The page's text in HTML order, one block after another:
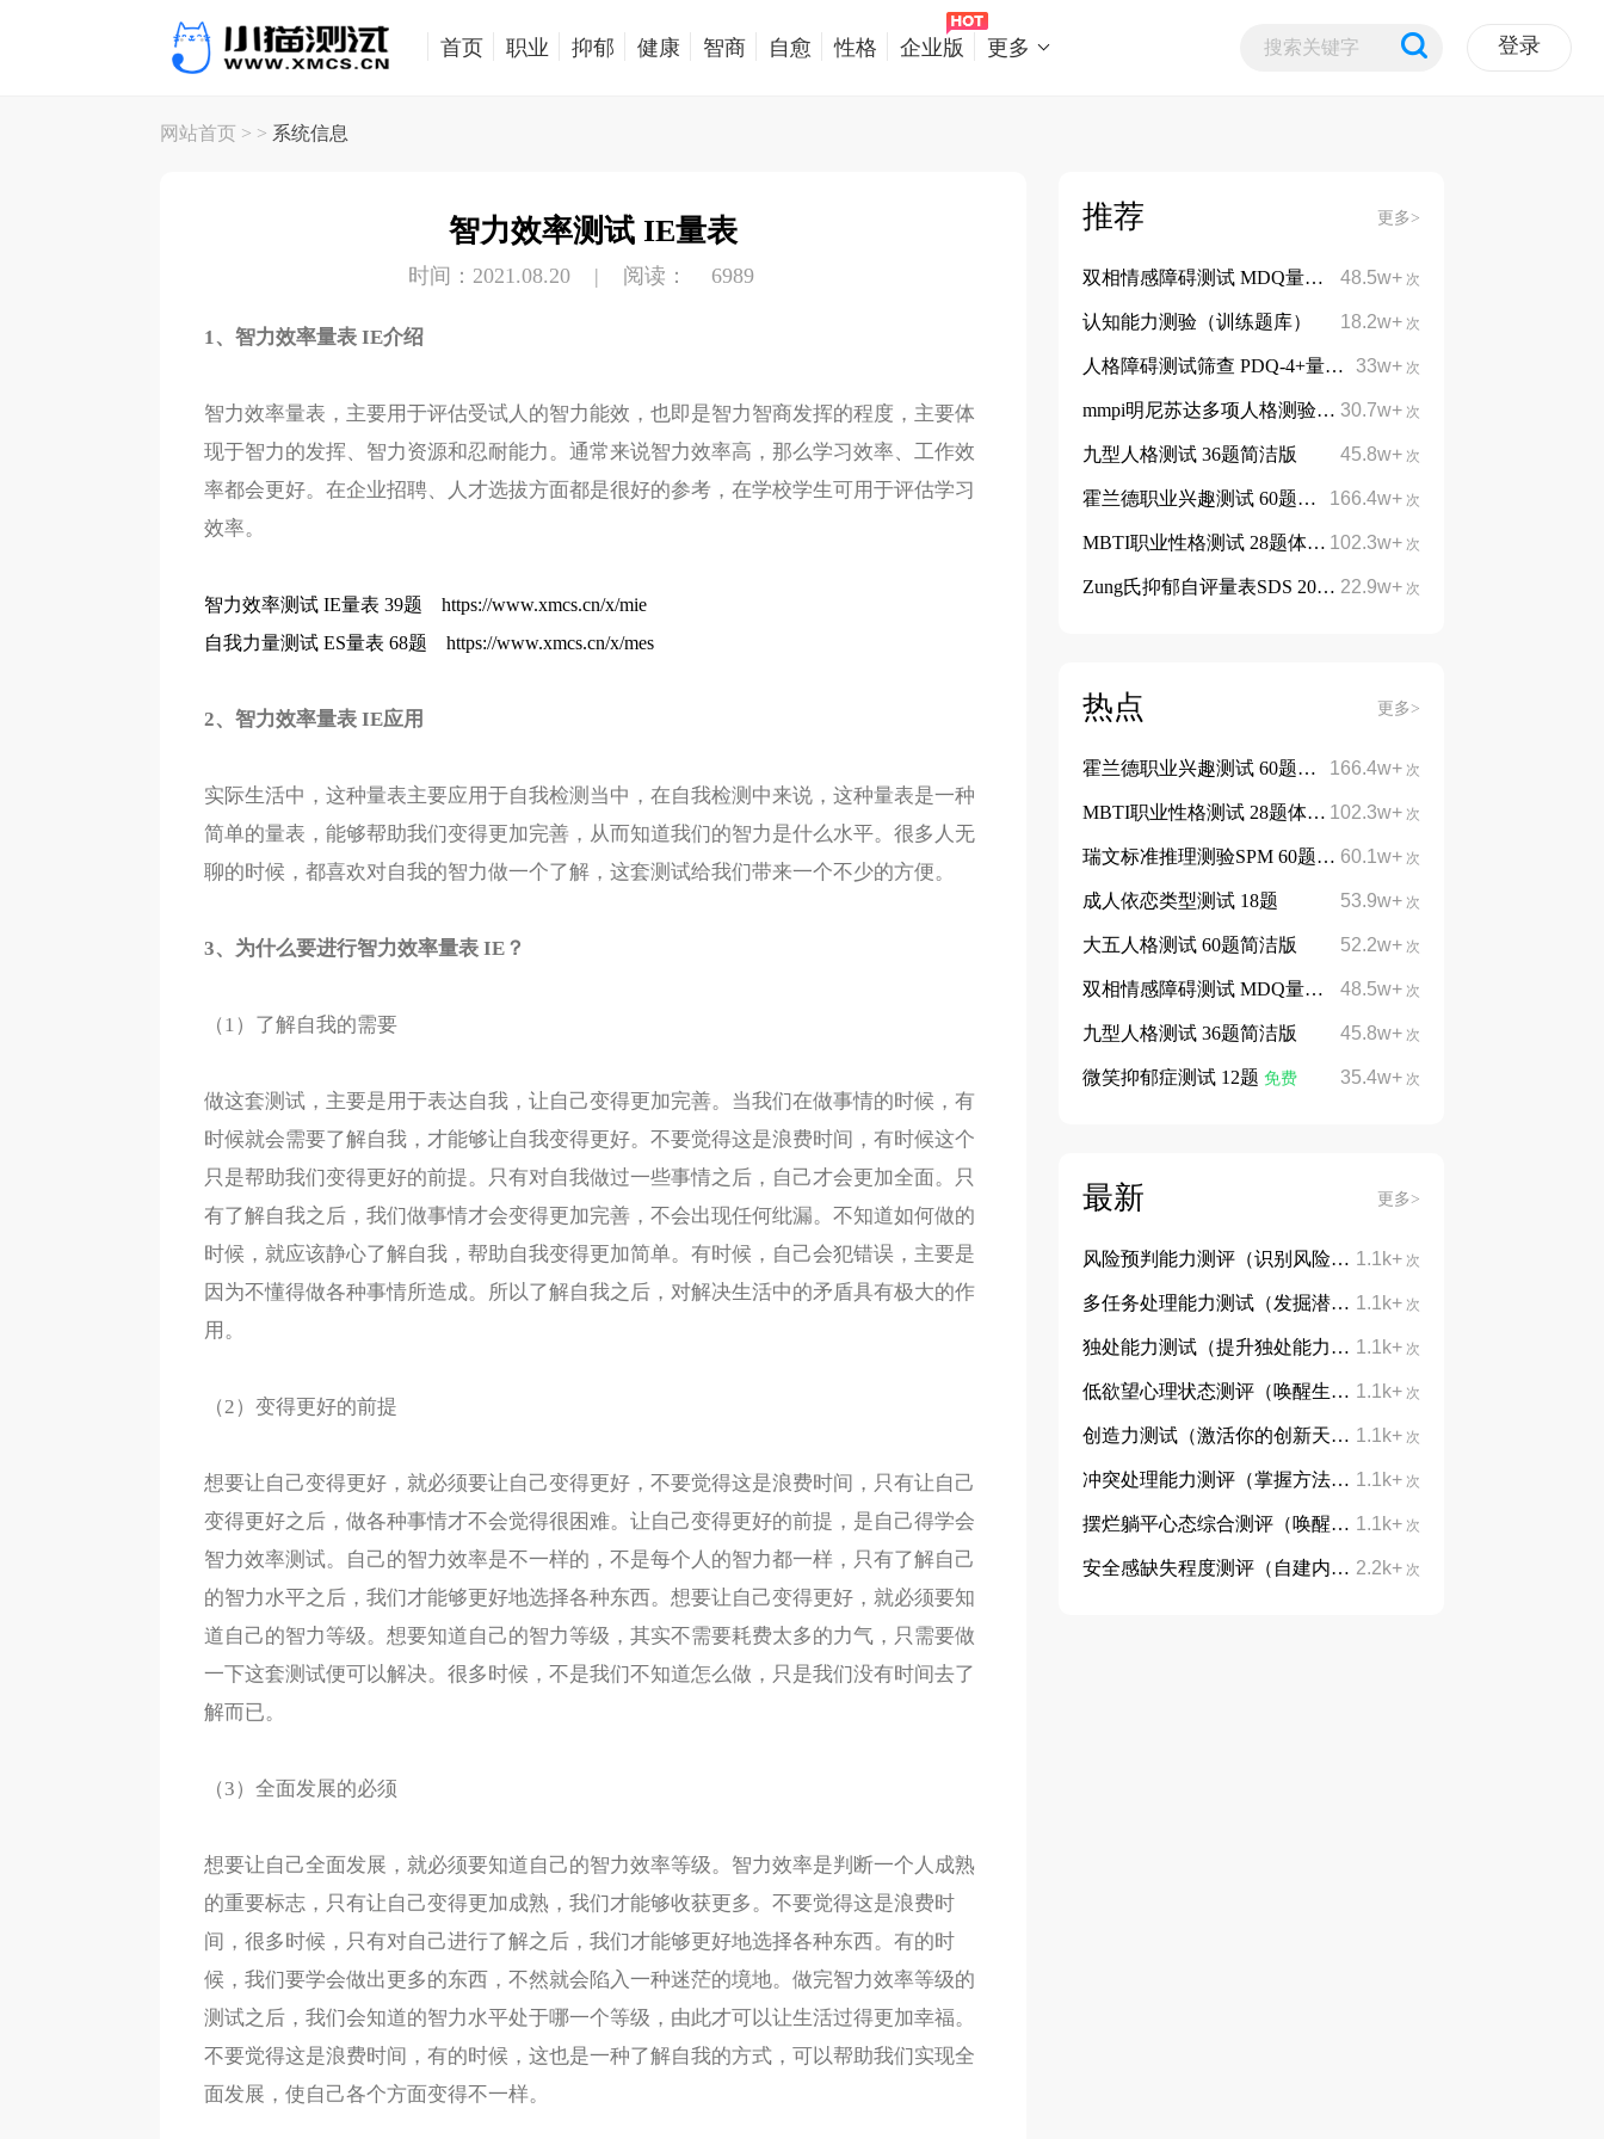
首页 职业 抑郁 健康 智商 自愈 性格 企业版 更多 登录
网站首页 > > 系统信息
智力效率测试 IE量表
时间：2021.08.20 | 阅读： 6989
1、智力效率量表 IE介绍
智力效率量表，主要用于评估受试人的智力能效，也即是智力智商发挥的程度，主要体
现于智力的发挥、智力资源和忍耐能力。通常来说智力效率高，那么学习效率、工作效
率都会更好。在企业招聘、人才选拔方面都是很好的参考，在学校学生可用于评估学习
效率。
智力效率测试 IE量表 39题
https://www.xmcs.cn/x/mie
自我力量测试 ES量表 68题
https://www.xmcs.cn/x/mes
2、智力效率量表 IE应用
实际生活中，这种量表主要应用于自我检测当中，在自我检测中来说，这种量表是一种
简单的量表，能够帮助我们变得更加完善，从而知道我们的智力是什么水平。很多人无
聊的时候，都喜欢对自我的智力做一个了解，这套测试给我们带来一个不少的方便。
3、为什么要进行智力效率量表 IE？
（1）了解自我的需要
做这套测试，主要是用于表达自我，让自己变得更加完善。当我们在做事情的时候，有
时候就会需要了解自我，才能够让自我变得更好。不要觉得这是浪费时间，有时候这个
只是帮助我们变得更好的前提。只有对自我做过一些事情之后，自己才会更加全面。只
有了解自我之后，我们做事情才会变得更加完善，不会出现任何纰漏。不知道如何做的
时候，就应该静心了解自我，帮助自我变得更加简单。有时候，自己会犯错误，主要是
因为不懂得做各种事情所造成。所以了解自我之后，对解决生活中的矛盾具有极大的作
用。
（2）变得更好的前提
想要让自己变得更好，就必须要让自己变得更好，不要觉得这是浪费时间，只有让自己
变得更好之后，做各种事情才不会觉得很困难。让自己变得更好的前提，是自己得学会
智力效率测试。自己的智力效率是不一样的，不是每个人的智力都一样，只有了解自己
的智力水平之后，我们才能够更好地选择各种东西。想要让自己变得更好，就必须要知
道自己的智力等级。想要知道自己的智力等级，其实不需要耗费太多的力气，只需要做
一下这套测试便可以解决。很多时候，不是我们不知道怎么做，只是我们没有时间去了
解而已。
（3）全面发展的必须
想要让自己全面发展，就必须要知道自己的智力效率等级。智力效率是判断一个人成熟
的重要标志，只有让自己变得更加成熟，我们才能够收获更多。不要觉得这是浪费时
间，很多时候，只有对自己进行了解之后，我们才能够更好地选择各种东西。有的时
候，我们要学会做出更多的东西，不然就会陷入一种迷茫的境地。做完智力效率等级的
测试之后，我们会知道的智力水平处于哪一个等级，由此才可以让生活过得更加幸福。
不要觉得这是浪费时间，有的时候，这也是一种了解自我的方式，可以帮助我们实现全
面发展，使自己各个方面变得不一样。
推荐 更多>
48.5w+ 次
双相情感障碍测试 MDQ量表13题
18.2w+ 次
认知能力测验（训练题库）
33w+ 次
人格障碍测试筛查 PDQ-4+量表 107题
30.7w+ 次
mmpi明尼苏达多项人格测验 566题完整版
45.8w+ 次
九型人格测试 36题简洁版
166.4w+ 次
霍兰德职业兴趣测试 60题简洁版 免费
102.3w+ 次
MBTI职业性格测试 28题体验版 免费
22.9w+ 次
Zung氏抑郁自评量表SDS 20题 免费
热点 更多>
166.4w+ 次
霍兰德职业兴趣测试 60题简洁版 免费
102.3w+ 次
MBTI职业性格测试 28题体验版 免费
60.1w+ 次
瑞文标准推理测验SPM 60题 免费
53.9w+ 次
成人依恋类型测试 18题
52.2w+ 次
大五人格测试 60题简洁版
48.5w+ 次
双相情感障碍测试 MDQ量表13题
45.8w+ 次
九型人格测试 36题简洁版
35.4w+ 次
微笑抑郁症测试 12题免费
最新 更多>
1.1k+ 次
风险预判能力测评（识别风险，防患未然）
1.1k+ 次
多任务处理能力测试（发掘潜能，告别手忙脚乱）
1.1k+ 次
独处能力测试（提升独处能力，学会与自己对话）
1.1k+ 次
低欲望心理状态测评（唤醒生活热忱，重拾向上力量）
1.1k+ 次
创造力测试（激活你的创新天赋）
1.1k+ 次
冲突处理能力测评（掌握方法，从容处理分歧）
1.1k+ 次
摆烂躺平心态综合测评（唤醒内在动力，摆脱躺平摆烂心态）
2.2k+ 次
安全感缺失程度测评（自建内心底气，治愈不安与敏感）